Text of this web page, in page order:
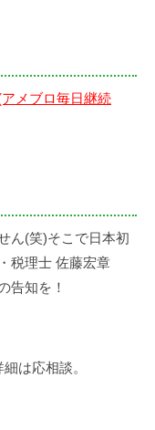
メブロ毎日継続
ん(笑)そこで日本初
税理士 佐藤宏章
告知を！
は応相談。